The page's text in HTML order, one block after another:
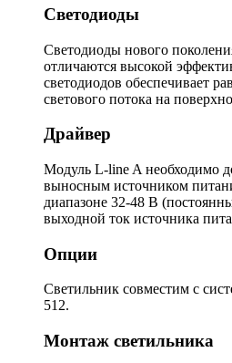
Светодиоды
Светодиоды нового
отличаются высокой
светодиодов обеспечивает
светового потока на
Драйвер
Модуль L-line A необходимо
выносным источником
диапазоне 32-48 В
выходной ток источника
Опции
Светильник совместим с
512.
Монтаж светильника